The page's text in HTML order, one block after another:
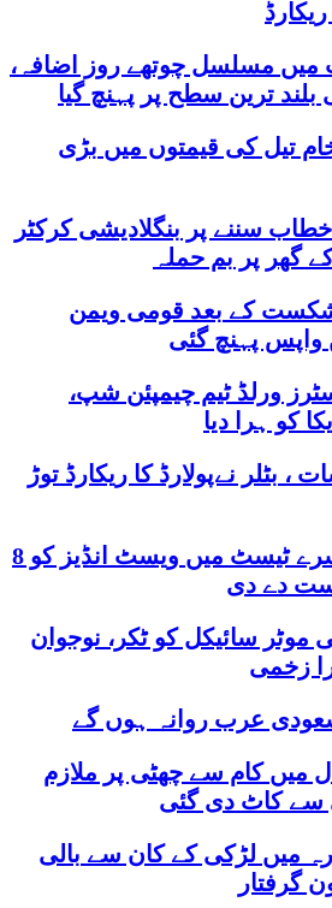
مسلسل چوتھے روز اضافہ،
ترین سطح پر پہنچ گیا
تیل کی قیمتوں میں بڑی
سننے پر بنگلادیشی کرکٹر
گھر پر بم حملہ
کے بعد قومی ویمن
پہنچ گئی
ورلڈ ٹیم چیمپئن شپ،
کو ہرا دیا
بٹلر نےپولارڈ کا ریکارڈ توڑ
پاکستان نے دوسرے ٹیسٹ میں ویسٹ انڈیز کو 8
دے دی
موٹر سائیکل کو ٹکر، نوجوان
زخمی
عرب روانہ ہوں گے
میں کام سے چھٹی پر ملازم
سے کاٹ دی گئی
میں لڑکی کے کان سے بالی
گرفتار